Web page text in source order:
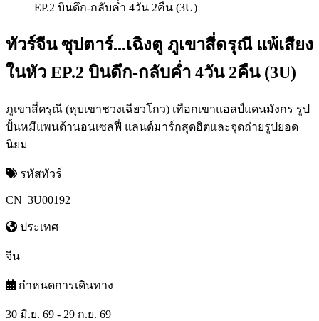
ทัวร์จีน ซุปตาร์...เฉิงตู ภูเขาสี่ดรุณี แพ้เสียง
ในหัว EP.2 บินดึก-กลับค่ำ 4วัน 2คืน (3U)
ภูเขาสี่ดรุณี (หุบเขาชวงเฉียวโกว) เทือกเขาแอลป์แดนมังกร รูป
ปั้นหมีแพนด้านอนเซลฟี่ แลนด์มาร์กสุดฮิตและจุดถ่ายรูปยอด
นิยม
รหัสทัวร์
CN_3U00192
ประเทศ
จีน
กำหนดการเดินทาง
30 มิ.ย. 69 - 29 ก.ย. 69